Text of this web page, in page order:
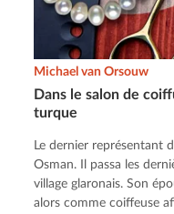
Dans le salon de
turque
Michael van Orsouw
Le dernier représentant
Osman. Il passa les
village glaronais. Son
alors comme coiffeuse